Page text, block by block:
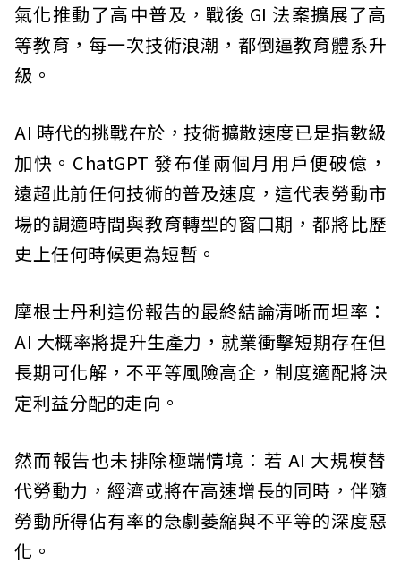
氣化推動了高中普及，戰後 GI 法案擴展了高
等教育，每一次技術浪潮，都倒逼教育體系升
級。
AI 時代的挑戰在於，技術擴散速度已是指數級
加快。ChatGPT 發布僅兩個月用戶便破億，
遠超此前任何技術的普及速度，這代表勞動市
場的調適時間與教育轉型的窗口期，都將比歷
史上任何時候更為短暫。
摩根士丹利這份報告的最終結論清晰而坦率：
AI 大概率將提升生產力，就業衝擊短期存在但
長期可化解，不平等風險高企，制度適配將決
定利益分配的走向。
然而報告也未排除極端情境：若 AI 大規模替
代勞動力，經濟或將在高速增長的同時，伴隨
勞動所得佔有率的急劇萎縮與不平等的深度惡
化。